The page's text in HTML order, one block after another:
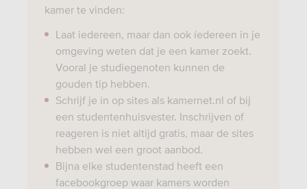
kamer te vinden:
Laat iedereen, maar dan ook íedereen in je
omgeving weten dat je een kamer zoekt.
Vooral je studiegenoten kunnen de
gouden tip hebben.
Schrijf je in op sites als kamernet.nl of bij
een studentenhuisvester. Inschrijven of
reageren is niet altijd gratis, maar de sites
hebben wel een groot aanbod.
Bijna elke studentenstad heeft een
facebookgroep waar kamers worden